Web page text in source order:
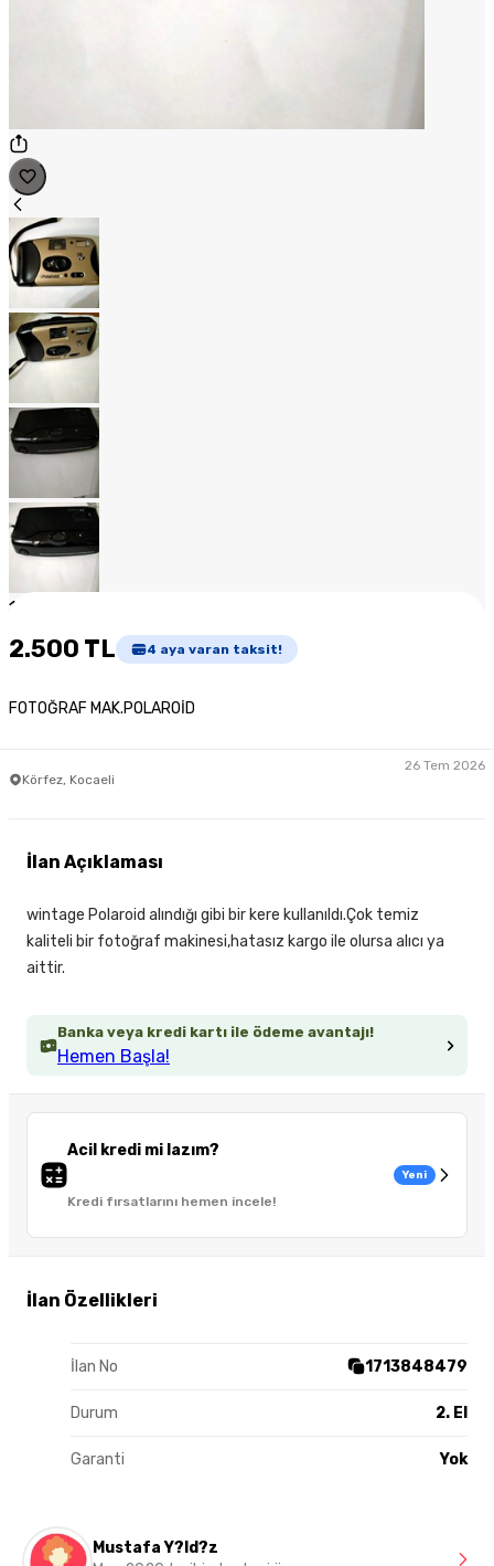
1
2.500 TL 4 aya varan taksit!
FOTOĞRAF MAK.POLAROİD
Körfez, Kocaeli
26 Tem 2026
Banka veya kredi kartı ile ödeme avantajı!
Hemen Başla!
Acil kredi mi lazım?
Kredi fırsatlarını hemen incele!
Yeni
İlan Özellikleri
İlan No 1713848479
Durum 2. El
Garanti Yok
İlan Açıklaması
wintage Polaroid alındığı gibi bir kere kullanıldı.Çok temiz
kaliteli bir fotoğraf makinesi,hatasız kargo ile olursa alıcı ya
aittir.
Mustafa Y?ld?z